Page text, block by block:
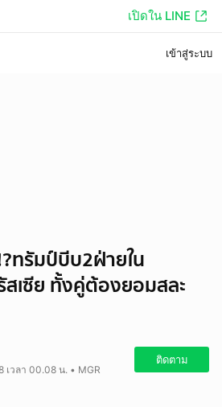
เปิดใน LINE
เข้าสู่ระบบ
ทรัมป์บีบ2ฝ่ายใน
สเซีย ทั้งคู่ต้องยอมสละ
เวลา 00.08 น. • MGR
ติดตาม